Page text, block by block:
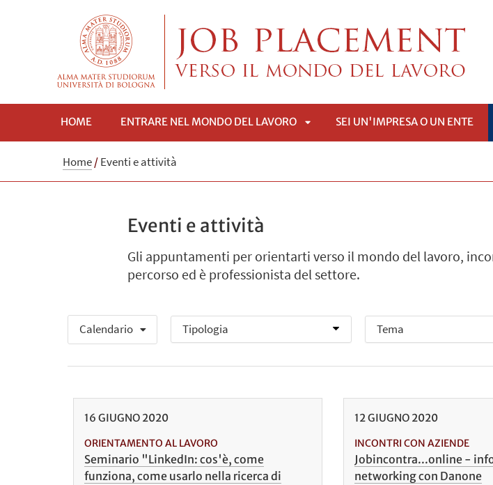
HOME ENTRARE NEL MONDO DEL LAVORO SEI UN'IMPRESA O UN ENTE
Home/Eventi e attività
Eventi e attività
Gli appuntamenti per orientarti verso il mondo del lavoro,
percorso ed è professionista del settore.
Calendario
16 GIUGNO 2020
ORIENTAMENTO AL LAVORO
Seminario "LinkedIn: cos'è, come
funziona, come usarlo nella ricerca di
12GIUGNO 2020
INCONTRI CON AZIENDE
Jobincontra...online -
networking con Danone